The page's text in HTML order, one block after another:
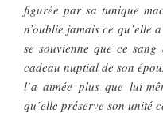
figurée par sa tunique
n’oublie jamais ce qu’elle
se souvienne que ce
cadeau nuptial de son
l’a aimée plus que lui-
qu’elle préserve son unité